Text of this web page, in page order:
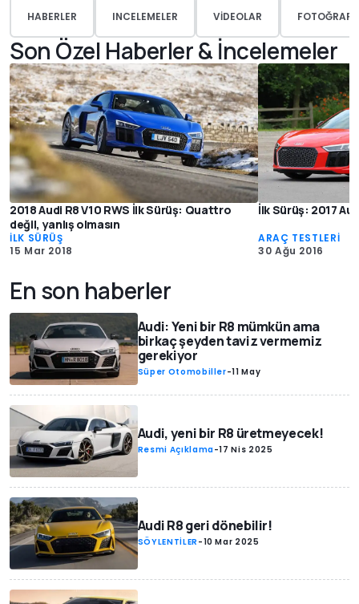
HABERLER INCELEMELER VIDEOLAR
Son Özel Haberler & İncelemeler
2018 Audi R8 V10 RWS İlk Sürüş: Quattro
değil, yanlış olmasın
İLK SÜRÜŞ
15 Mar 2018
İlk Sürüş: 2017
ARAÇ TESTLERİ
30 Ağu 2016
En son haberler
Audi: Yeni bir R8 mümkün ama
birkaç şeyden taviz vermemiz
gerekiyor
Süper Otomobiller-11 May
Audi, yeni bir R8 üretmeyecek!
Resmi Açıklama-17 Nis 2025
Audi R8 geri dönebilir!
SÖYLENTİLER -10 Mar 2025